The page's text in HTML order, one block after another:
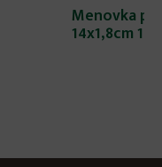
Menovka
14x1,8cm